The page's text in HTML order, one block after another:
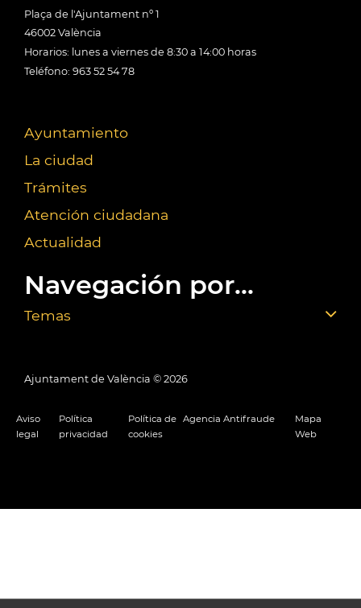
Plaça de l'Ajuntament nº 1
46002 València
Horarios: lunes a viernes de 8:30 a 14:00 horas
Teléfono: 963 52 54 78
Ayuntamiento
La ciudad
Trámites
Atención ciudadana
Actualidad
Navegación por...
Temas
Ajuntament de València © 2026
Aviso
legal
Política
privacidad
Política de
cookies
Agencia Antifraude
Mapa
Web